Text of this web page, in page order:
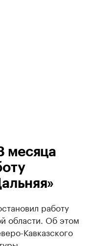
месяца
работу
области. Об этом
Кавказского